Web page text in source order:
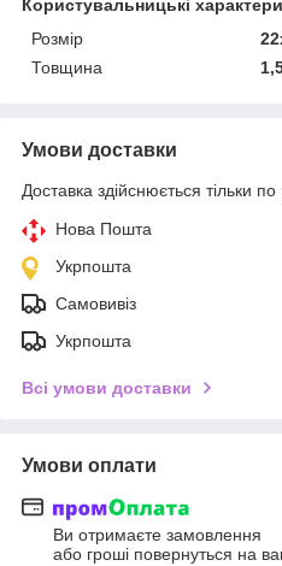
Користувальницькі
Розмір
Товщина
Умови доставки
Доставка здійснюється тільки по
Нова Пошта
Укрпошта
Самовивіз
Укрпошта
Всі умови доставки
Умови оплати
Ви отримаєте замовлення
або гроші повернуться на